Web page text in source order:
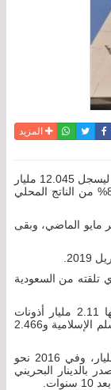
الى صديق
فيسبوكتويترواتسابالمزيد
مرآة البحرين: زاد الدين العام في شهر سبتمبر الماضي نحو 752 مليون دينار (ملياري دولار أمريكي)، ليسجل 12.045 مليار
دينار، بحسب أحدث نشرة إحصائية صادرة عن مصرف البحرين المركزي. ويشكل هذا الرقم نحو 85% من الناتج المحلي
دينار، والمسجل في شهر مايو الماضي، وبقى
تلقته من السعودية
وبحسب نفس النشرة، تضمن الدين العام في شهر سبتمبر 9.449 مليار دينار أدوات تقليدية، منها 2.11 مليار أذونات
حكومية، و7.339 مليار سندات تنمية، و2.595 مليار دينار أدوات إسلامية بواقع 129 مليون صكوك السلم الإسلامية و2.466
وسجل الدين العام في نهاية العام 2018 نحو 11.457 مليار دينار، وفي 2017 قرابة الـ 10.587 مليار، وفي 2016 نحو
تصدر بالدينار البحريني